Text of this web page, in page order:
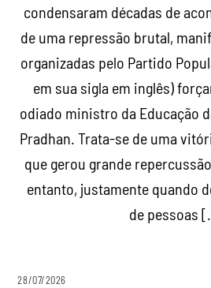
condensaram décadas de
de uma repressão brutal,
organizadas pelo Partido
em sua sigla em inglês)
odiado ministro da Educação
Pradhan. Trata-se de uma
que gerou grande
entanto, justamente quando
de pessoas
28/07/2026